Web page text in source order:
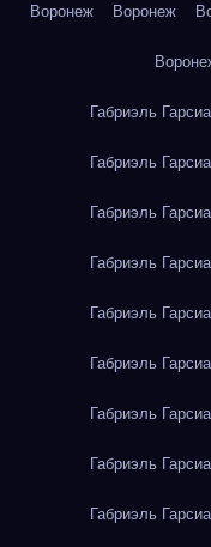
Воронеж Воронеж
Габриэль
Габриэль
Габриэль
Габриэль
Габриэль
Габриэль
Габриэль
Габриэль
Габриэль